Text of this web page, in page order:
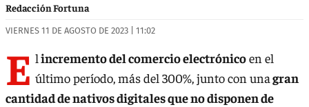
Redacción Fortuna
VIERNES 11 DE AGOSTO DE 2023 | 11:02
E lincremento del comercio electrónicoen el
último período, más del 300%, junto con unagran
cantidad de nativos digitales que no disponen de